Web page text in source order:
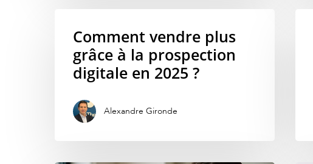
Comment vendre plus
grâce à la prospection
digitale en 2025 ?
Alexandre Gironde